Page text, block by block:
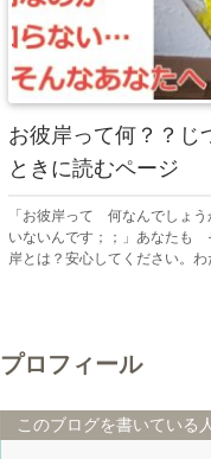
お彼岸って何？？じ
ときに読むページ
「お彼岸って 何なんでしょ
いないんです；；」あなた
岸とは？安心してください。わ
プロフィール
このブログを書いている人